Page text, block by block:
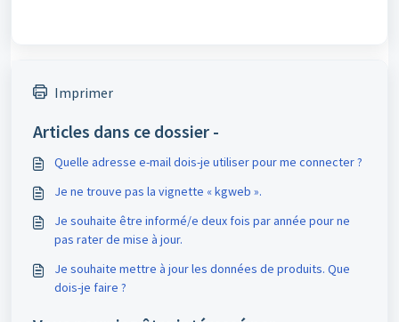
Imprimer
Articles dans ce dossier -
Quelle adresse e-mail dois-je utiliser pour me connecter ?
Je ne trouve pas la vignette « kgweb ».
Je souhaite être informé/e deux fois par année pour ne
pas rater de mise à jour.
Je souhaite mettre à jour les données de produits. Que
dois-je faire ?